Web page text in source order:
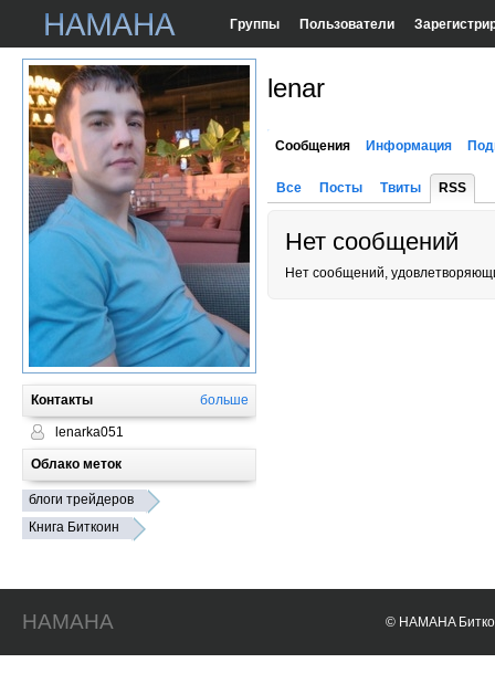
Группы Пользователи
Контакты больше
lenarka051
Облако меток
блоги трейдеров
Книга Биткоин
lenar
Сообщения Информация
Все Посты Твиты RSS
Нет сообщений
Нет сообщений,
HAMAHA © HAMAHA